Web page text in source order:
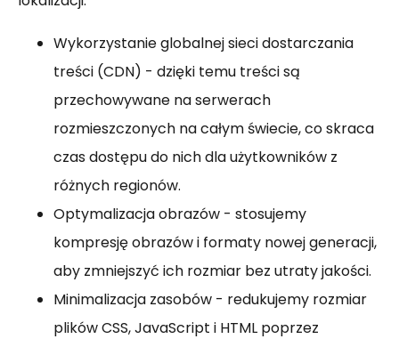
Wykorzystanie globalnej sieci dostarczania
treści (CDN) - dzięki temu treści są
przechowywane na serwerach
rozmieszczonych na całym świecie, co skraca
czas dostępu do nich dla użytkowników z
różnych regionów.
Optymalizacja obrazów - stosujemy
kompresję obrazów i formaty nowej generacji,
aby zmniejszyć ich rozmiar bez utraty jakości.
Minimalizacja zasobów - redukujemy rozmiar
plików CSS, JavaScript i HTML poprzez